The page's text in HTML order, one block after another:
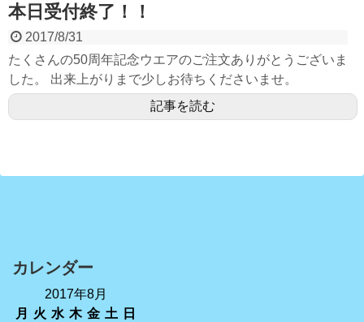
本日受付終了！！
2017/8/31
たくさんの50周年記念ウエアのご注文ありがとうございま
した。 出来上がりまで少しお待ちくださいませ。
記事を読む
カレンダー
2017年8月
月
火 水 木 金 土 日